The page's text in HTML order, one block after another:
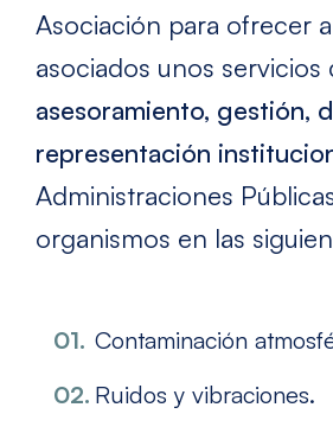
Asociación para ofrecer
asociados unos servicios
asesoramiento, gestión,
representación
Administraciones
organismos en las
Contaminación
Ruidos y vibraciones.